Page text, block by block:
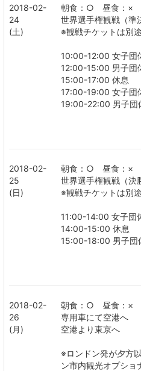
2018-02-
24
(土)
朝食：○ 昼食：×
世界選手権観戦（準
※観戦チケットは別
10:00-12:00 女子団
12:00-15:00 男子団
15:00-17:00 休息
17:00-19:00 女子団
19:00-22:00 男子団
2018-02-
25
(日)
朝食：○ 昼食：×
世界選手権観戦（決
※観戦チケットは別
11:00-14:00 女子団
14:00-15:00 休息
15:00-18:00 男子団
2018-02-
26
(月)
朝食：○ 昼食：×
専用車にて空港へ
空港より東京へ
※ロンドン発が夕方
ン市内観光オプショ